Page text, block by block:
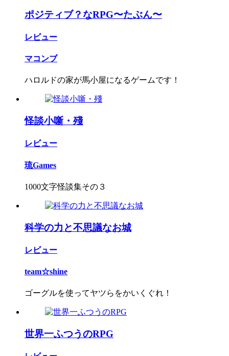
ポジティブ？なRPG〜たぶん〜
レビュー
マコンブ
ハロルドの家が馬小屋になるゲームです！
怪談小噺・殘
レビュー
琉Games
1000文字怪談集その３
科学の力と不思議なお城
レビュー
team☆shine
ゴーグルを使ってヤツらをかいくぐれ！
世界一ふつうのRPG